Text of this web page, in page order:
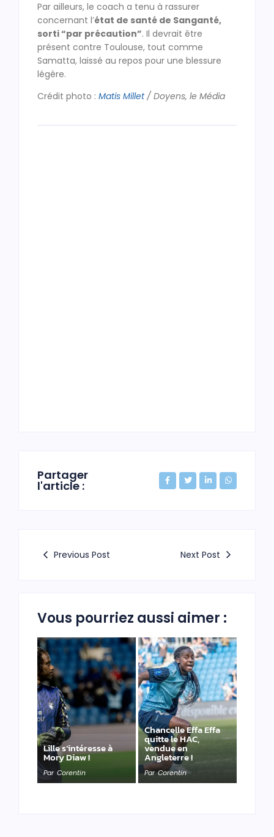
Par ailleurs, le coach a tenu à rassurer
concernant l’état de santé de Sanganté,
sorti “par précaution”. Il devrait être
présent contre Toulouse, tout comme
Samatta, laissé au repos pour une blessure
légère.
Crédit photo : Matis Millet/ Doyens, le Média
Partager
l'article :
Previous Post Next Post
Vous pourriez aussi aimer :
Lille s’intéresse à
Mory Diaw !
Par Corentin
Chancelle Effa Effa
quitte le HAC,
vendue en
Angleterre !
Par Corentin